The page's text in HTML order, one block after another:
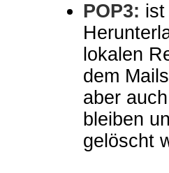
POP3: ist
lokalen
dem
aber
bleiben
gelöscht